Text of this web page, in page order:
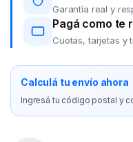
Garantía real y
Pagá como te
Cuotas, tarjetas y
Calculá tu envío ahora
Ingresá tu código postal y